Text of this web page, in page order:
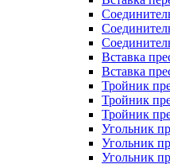
Вставка
Вставка
Тройник
Тройник
Тройник
Угольник
Угольник
Угольник